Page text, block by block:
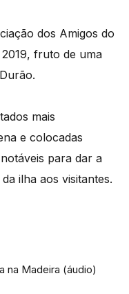
dos Amigos do
fruto de uma
mais
e colocadas
para dar a
ilha aos visitantes.
na Madeira (áudio)